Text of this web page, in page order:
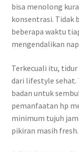
bisa menolong
konsentrasi. Tidak
beberapa waktu
mengendalikan
Terkecuali itu,
dari lifestyle
badan untuk
pemanfaatan hp
minimum tujuh
pikiran masih fresh.